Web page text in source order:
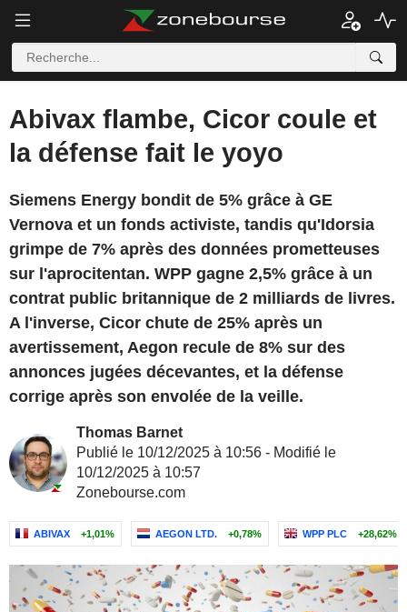
Abivax flambe, Cicor coule et
la défense fait le yoyo
Siemens Energy bondit de 5% grâce à GE
Vernova et un fonds activiste, tandis qu'Idorsia
grimpe de 7% après des données prometteuses
sur l'aprocitentan. WPP gagne 2,5% grâce à un
contrat public britannique de 2 milliards de livres.
A l'inverse, Cicor chute de 25% après un
avertissement, Aegon recule de 8% sur des
annonces jugées décevantes, et la défense
corrige après son envolée de la veille.
Thomas Barnet
Publié le 10/12/2025 à 10:56 - Modifié le
10/12/2025 à 10:57
Zonebourse.com
ABIVAX +1,01% AEGON LTD. +0,78% WPP PLC +28,62%